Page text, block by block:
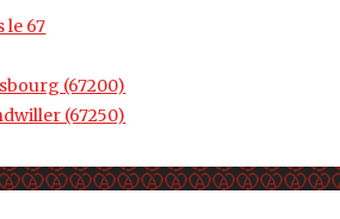
le 67
(67200)
(67250)